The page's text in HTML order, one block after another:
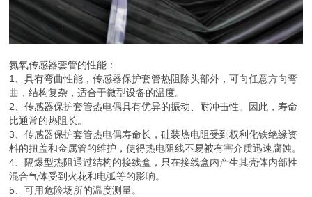
氮氧传感器套管的性能：
1、具有弯曲性能，传感器保护套管热阻除头部外，可向任意方向弯
曲，结构复杂，适合于微型设备的温度。
2、传感器保护套管热电偶具有优异的振动、耐冲击性。因此，寿命
比通常的热阻长。
3、传感器保护套管热电偶寿命长，硅装热电阻受到权利化铁绝缘资
料的扭盖和金属管的维护，使得热电阻线不易被有害介质迅速腐蚀。
4、隔爆型热阻通过结构的接线盒，只在接线盒内产生其壳体内部性
混合气体受到火花和电弧等的影响。
5、可用危险场所的温度测量。